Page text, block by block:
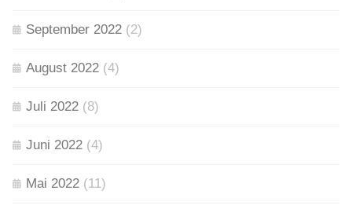
September 2022 (2)
August 2022 (4)
Juli 2022 (8)
Juni 2022 (4)
Mai 2022 (11)